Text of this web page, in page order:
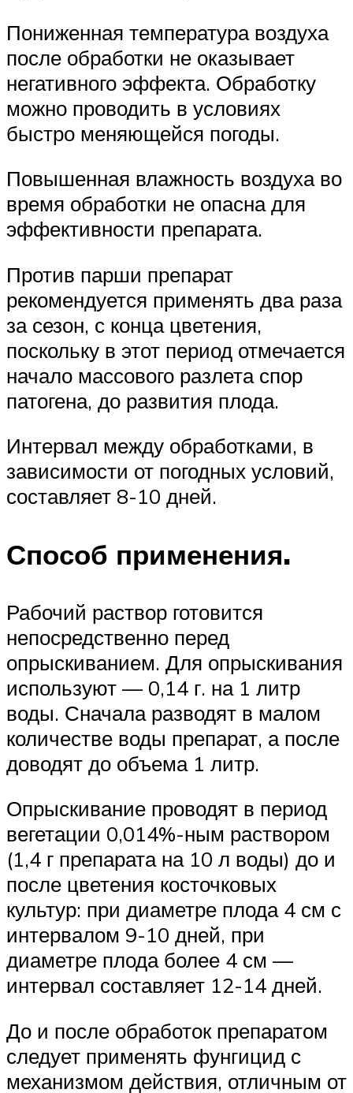
Пониженная температура воздуха
после обработки не оказывает
негативного эффекта. Обработку
можно проводить в условиях
быстро меняющейся погоды.
Повышенная влажность воздуха во
время обработки не опасна для
эффективности препарата.
Против парши препарат
рекомендуется применять два раза
за сезон, с конца цветения,
поскольку в этот период отмечается
начало массового разлета спор
патогена, до развития плода.
Интервал между обработками, в
зависимости от погодных условий,
составляет 8-10 дней.
Способ применения.
Рабочий раствор готовится
непосредственно перед
опрыскиванием. Для опрыскивания
используют — 0,14 г. на 1 литр
воды. Сначала разводят в малом
количестве воды препарат, а после
доводят до объема 1 литр.
Опрыскивание проводят в период
вегетации 0,014%-ным раствором
(1,4 г препарата на 10 л воды) до и
после цветения косточковых
культур: при диаметре плода 4 см с
интервалом 9-10 дней, при
диаметре плода более 4 см —
интервал составляет 12-14 дней.
До и после обработок препаратом
следует применять фунгицид с
механизмом действия, отличным от